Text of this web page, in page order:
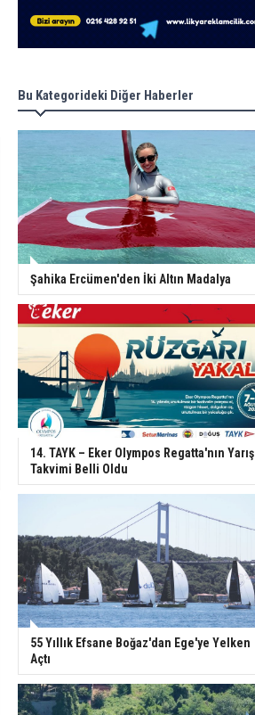
Bu Kategorideki Diğer Haberler
Şahika Ercümen'den İki Altın Madalya
14. TAYK – Eker Olympos Regatta'nın Yarış
Takvimi Belli Oldu
55 Yıllık Efsane Boğaz'dan Ege'ye Yelken
Açtı